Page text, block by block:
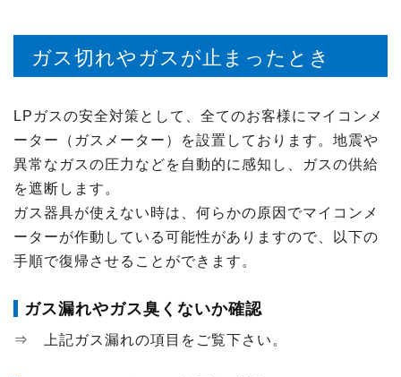
ガス切れやガスが止まったとき
LPガスの安全対策として、全てのお客様にマイコンメ
ーター（ガスメーター）を設置しております。地震や
異常なガスの圧力などを自動的に感知し、ガスの供給
を遮断します。
ガス器具が使えない時は、何らかの原因でマイコンメ
ーターが作動している可能性がありますので、以下の
手順で復帰させることができます。
ガス漏れやガス臭くないか確認
⇒ 上記ガス漏れの項目をご覧下さい。